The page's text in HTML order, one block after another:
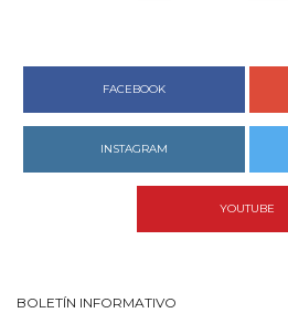
FACEBOOK
INSTAGRAM
YOUTUBE
BOLETÍN INFORMATIVO